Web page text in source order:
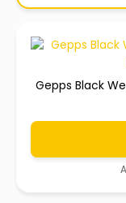
Gepps Black